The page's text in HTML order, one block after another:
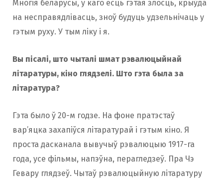
Многія беларусы, у каго ёсць гэтая злосць, крыўда
на несправядлівасць, зноў будуць удзельнічаць у
гэтым руху. У тым ліку і я.
Вы пісалі, што чыталі шмат рэвалюцыйнай
літаратуры, кіно глядзелі. Што гэта была за
літаратура?
Гэта было ў 20-м годзе. На фоне пратэстаў
вар’яцка захапіўся літаратурай і гэтым кіно. Я
проста дасканала вывучыў рэвалюцыю 1917-га
года, усе фільмы, напэўна, перагледзеў. Пра Чэ
Гевару глядзеў. Чытаў рэвалюцыйную літаратуру